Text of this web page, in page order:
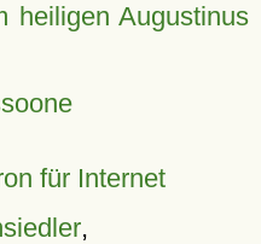
heiligen Augustinus
für Internet
,